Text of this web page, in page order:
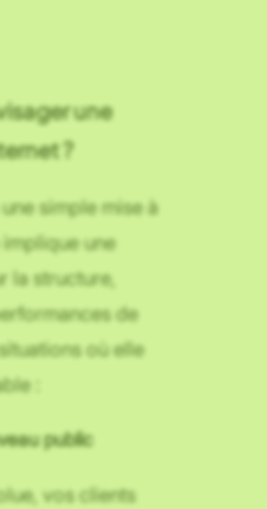
une
?
une simple mise à
une
la structure,
de
où elle
:
public
vos clients